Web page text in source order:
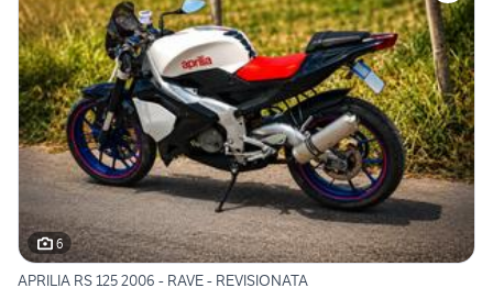
6
APRILIA RS 125 2006 - RAVE - REVISIONATA